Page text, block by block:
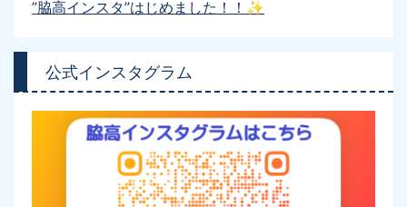
公式インスタグラム
”脇高インスタ”はじめました！！✨